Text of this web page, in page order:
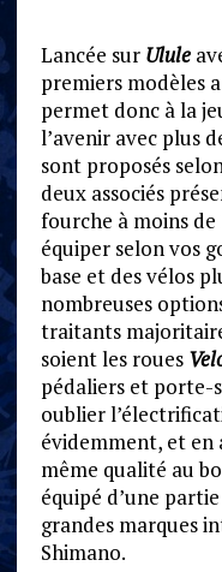
Lancée sur Ulule
premiers modèles
permet donc à la
l’avenir avec plus
sont proposés
deux associés
fourche à moins de
équiper selon vos
base et des vélos
nombreuses
traitants
soient les roues
pédaliers et porte-
oublier
évidemment, et
même qualité au
équipé d’une
grandes marques
Shimano.